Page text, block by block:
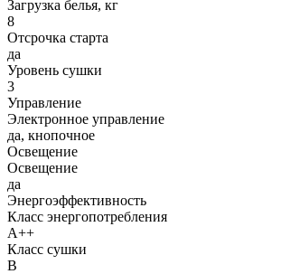
Загрузка белья, кг
8
Отсрочка старта
да
Уровень сушки
3
Управление
Электронное управление
да, кнопочное
Освещение
Освещение
да
Энергоэффективность
Класс энергопотребления
A++
Класс сушки
B